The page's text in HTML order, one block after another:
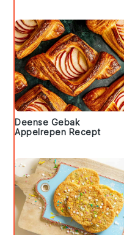
Deense Gebak
Appelrepen Recept